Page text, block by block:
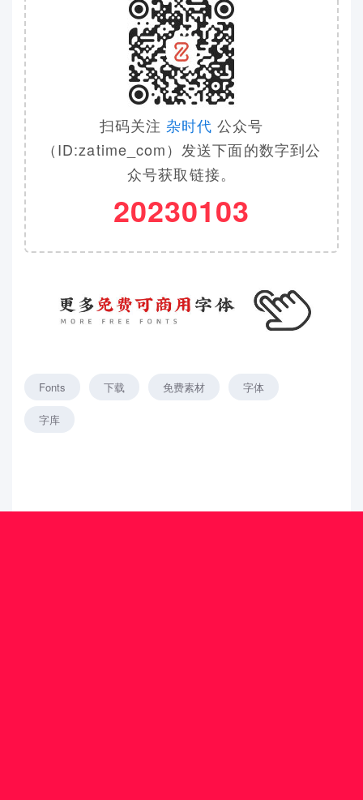
扫码关注 杂时代公众号
（ID:zatime_com）发送下面的数字到公
众号获取链接。
20230103
Fonts 下载 免费素材 字体
字库